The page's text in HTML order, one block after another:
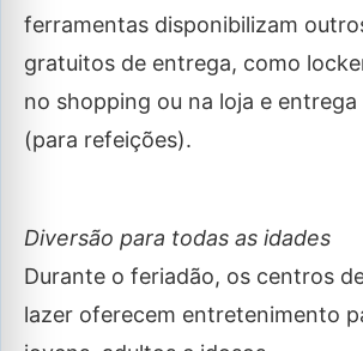
ferramentas disponibilizam
gratuitos de entrega, como
no shopping ou na loja e entrega
(para refeições).
Diversão para todas as idades
Durante o feriadão, os centros
lazer oferecem entretenimento